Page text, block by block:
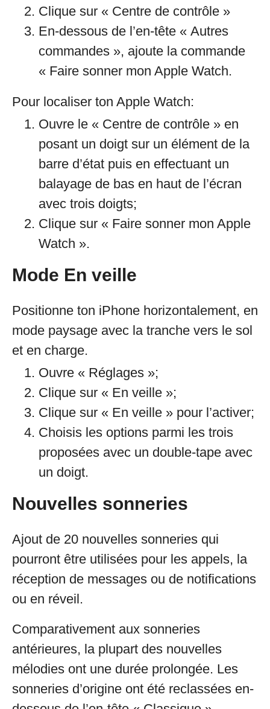
Clique sur « Centre de contrôle »
En-dessous de l’en-tête « Autres
commandes », ajoute la commande
« Faire sonner mon Apple Watch.
Pour localiser ton Apple Watch:
Ouvre le « Centre de contrôle » en
posant un doigt sur un élément de la
barre d’état puis en effectuant un
balayage de bas en haut de l’écran
avec trois doigts;
Clique sur « Faire sonner mon Apple
Watch ».
Mode En veille
Positionne ton iPhone horizontalement, en
mode paysage avec la tranche vers le sol
et en charge.
Ouvre « Réglages »;
Clique sur « En veille »;
Clique sur « En veille » pour l’activer;
Choisis les options parmi les trois
proposées avec un double-tape avec
un doigt.
Nouvelles sonneries
Ajout de 20 nouvelles sonneries qui
pourront être utilisées pour les appels, la
réception de messages ou de notifications
ou en réveil.
Comparativement aux sonneries
antérieures, la plupart des nouvelles
mélodies ont une durée prolongée. Les
sonneries d’origine ont été reclassées en-